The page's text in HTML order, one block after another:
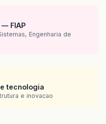
FIAP
Engenharia de
tecnologia
e inovacao